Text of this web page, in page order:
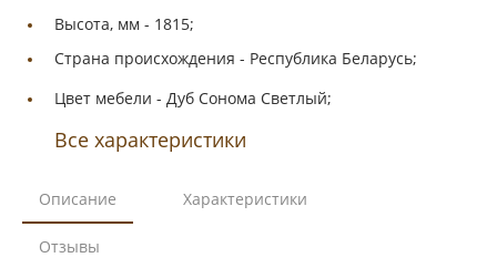
Высота, мм - 1815;
Страна происхождения - Республика Беларусь;
Цвет мебели - Дуб Сонома Светлый;
Все характеристики
Описание Характеристики
Отзывы